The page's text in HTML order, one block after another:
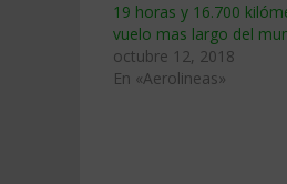
19 horas y 16.700
vuelo mas largo del
octubre 12, 2018
En «Aerolineas»